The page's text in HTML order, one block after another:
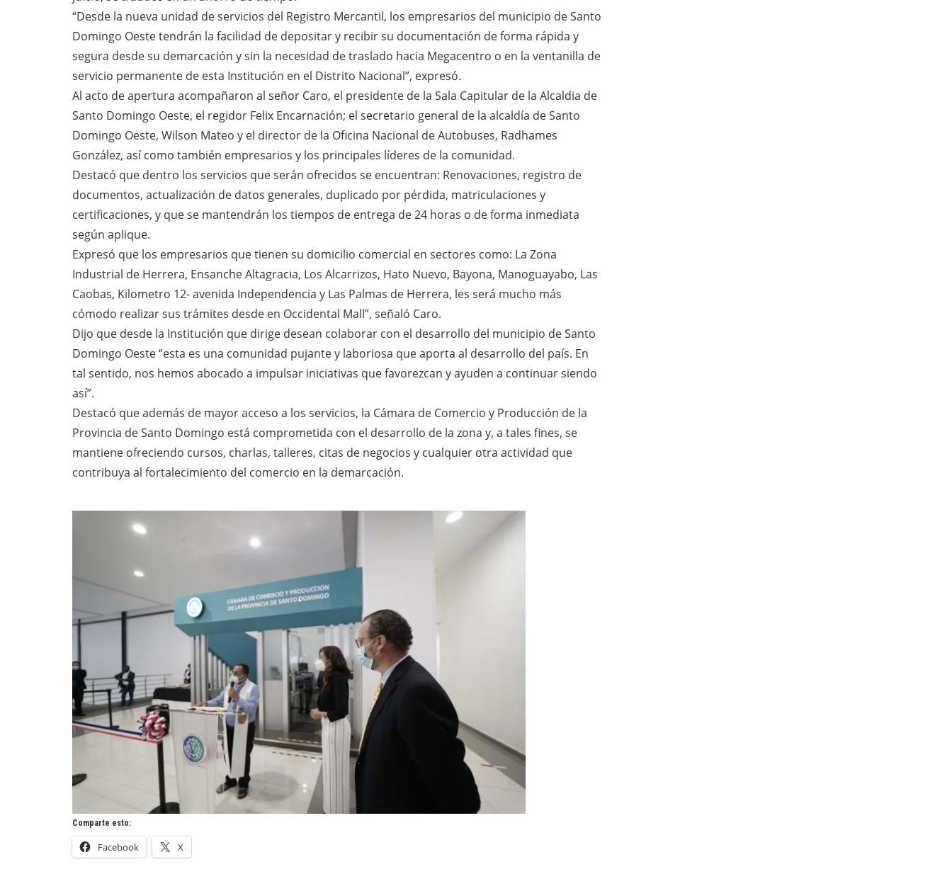
“Desde la nueva unidad de servicios del Registro Mercantil, los empresarios del municipio de Santo
Domingo Oeste tendrán la facilidad de depositar y recibir su documentación de forma rápida y
segura desde su demarcación y sin la necesidad de traslado hacia Megacentro o en la ventanilla de
servicio permanente de esta Institución en el Distrito Nacional”, expresó.
Al acto de apertura acompañaron al señor Caro, el presidente de la Sala Capitular de la Alcaldia de
Santo Domingo Oeste, el regidor Felix Encarnación; el secretario general de la alcaldía de Santo
Domingo Oeste, Wilson Mateo y el director de la Oficina Nacional de Autobuses, Radhames
González, así como también empresarios y los principales líderes de la comunidad.
Destacó que dentro los servicios que serán ofrecidos se encuentran: Renovaciones, registro de
documentos, actualización de datos generales, duplicado por pérdida, matriculaciones y
certificaciones, y que se mantendrán los tiempos de entrega de 24 horas o de forma inmediata
según aplique.
Expresó que los empresarios que tienen su domicilio comercial en sectores como: La Zona
Industrial de Herrera, Ensanche Altagracia, Los Alcarrizos, Hato Nuevo, Bayona, Manoguayabo, Las
Caobas, Kilometro 12- avenida Independencia y Las Palmas de Herrera, les será mucho más
cómodo realizar sus trámites desde en Occidental Mall”, señaló Caro.
Dijo que desde la Institución que dirige desean colaborar con el desarrollo del municipio de Santo
Domingo Oeste “esta es una comunidad pujante y laboriosa que aporta al desarrollo del país. En
tal sentido, nos hemos abocado a impulsar iniciativas que favorezcan y ayuden a continuar siendo
así”.
Destacó que además de mayor acceso a los servicios, la Cámara de Comercio y Producción de la
Provincia de Santo Domingo está comprometida con el desarrollo de la zona y, a tales fines, se
mantiene ofreciendo cursos, charlas, talleres, citas de negocios y cualquier otra actividad que
contribuya al fortalecimiento del comercio en la demarcación.
Comparte esto:
Facebook X